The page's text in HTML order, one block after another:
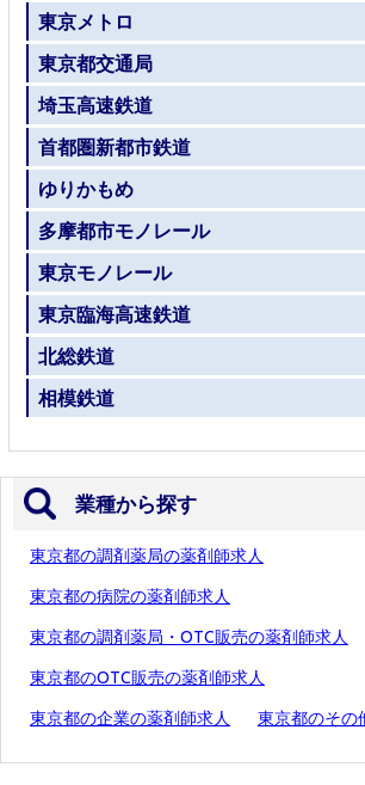
東京メトロ
東京都交通局
埼玉高速鉄道
首都圏新都市鉄道
ゆりかもめ
多摩都市モノレール
東京モノレール
東京臨海高速鉄道
北総鉄道
相模鉄道
業種から探す
東京都の調剤薬局の薬剤師求人
東京都の病院の薬剤師求人
東京都の調剤薬局・OTC販売の薬剤師求人
東京都のOTC販売の薬剤師求人
東京都の企業の薬剤師求人 東京都のその